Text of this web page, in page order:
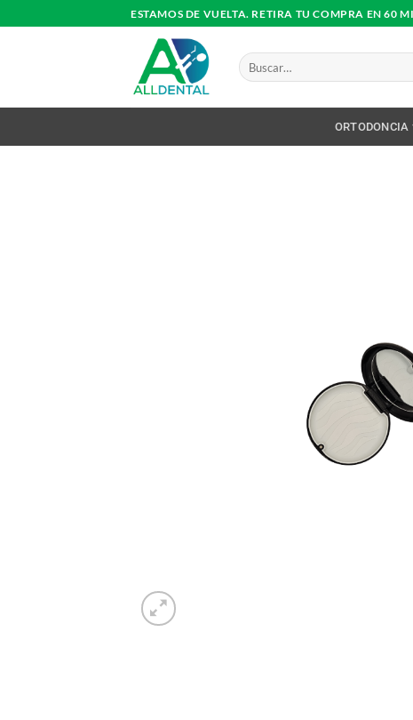
al
ESTAMOS DE VUELTA. RETIRA TU COMPRA EN 60
Buscar
por:
ORTODONCIA